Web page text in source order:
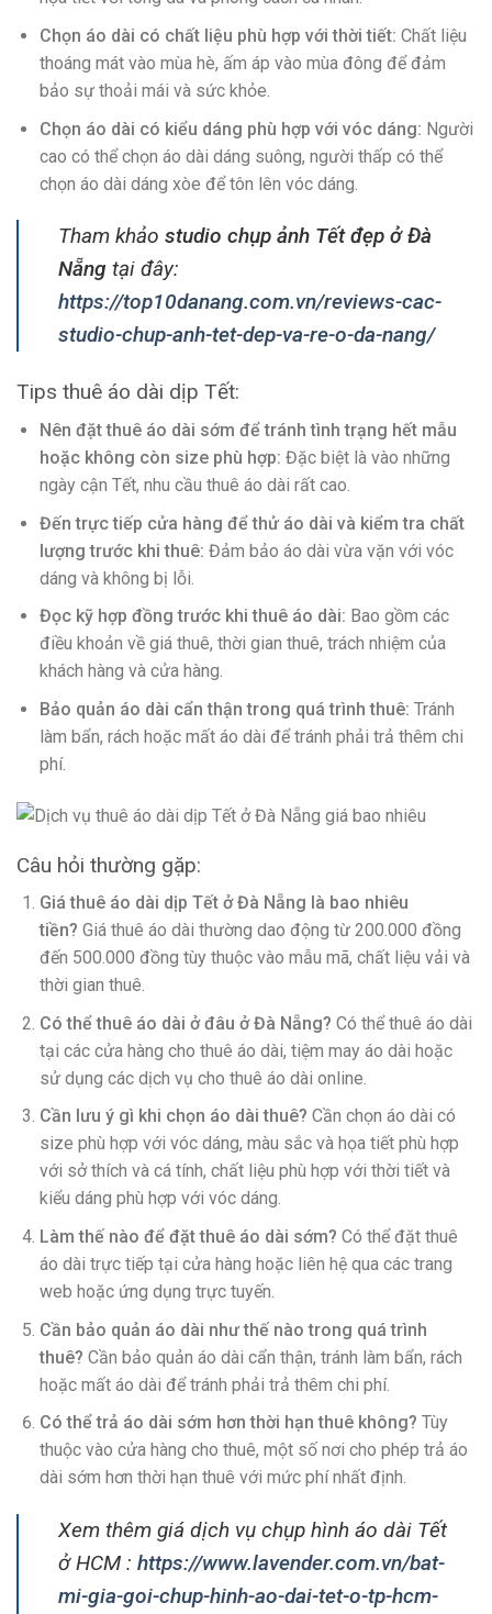
Chọn áo dài có chất liệu phù hợp với thời tiết: Chất liệu
thoáng mát vào mùa hè, ấm áp vào mùa đông để đảm
bảo sự thoải mái và sức khỏe.
Chọn áo dài có kiểu dáng phù hợp với vóc dáng: Người
cao có thể chọn áo dài dáng suông, người thấp có thể
chọn áo dài dáng xòe để tôn lên vóc dáng.
Tham khảo studio chụp ảnh Tết đẹp ở Đà
Nẵng tại đây:
https://top10danang.com.vn/reviews-cac-
studio-chup-anh-tet-dep-va-re-o-da-nang/
Tips thuê áo dài dịp Tết:
Nên đặt thuê áo dài sớm để tránh tình trạng hết mẫu
hoặc không còn size phù hợp: Đặc biệt là vào những
ngày cận Tết, nhu cầu thuê áo dài rất cao.
Đến trực tiếp cửa hàng để thử áo dài và kiểm tra chất
lượng trước khi thuê: Đảm bảo áo dài vừa vặn với vóc
dáng và không bị lỗi.
Đọc kỹ hợp đồng trước khi thuê áo dài: Bao gồm các
điều khoản về giá thuê, thời gian thuê, trách nhiệm của
khách hàng và cửa hàng.
Bảo quản áo dài cẩn thận trong quá trình thuê: Tránh
làm bẩn, rách hoặc mất áo dài để tránh phải trả thêm chi
phí.
Câu hỏi thường gặp:
Giá thuê áo dài dịp Tết ở Đà Nẵng là bao nhiêu
tiền? Giá thuê áo dài thường dao động từ 200.000 đồng
đến 500.000 đồng tùy thuộc vào mẫu mã, chất liệu vải và
thời gian thuê.
Có thể thuê áo dài ở đâu ở Đà Nẵng? Có thể thuê áo dài
tại các cửa hàng cho thuê áo dài, tiệm may áo dài hoặc
sử dụng các dịch vụ cho thuê áo dài online.
Cần lưu ý gì khi chọn áo dài thuê? Cần chọn áo dài có
size phù hợp với vóc dáng, màu sắc và họa tiết phù hợp
với sở thích và cá tính, chất liệu phù hợp với thời tiết và
kiểu dáng phù hợp với vóc dáng.
Làm thế nào để đặt thuê áo dài sớm? Có thể đặt thuê
áo dài trực tiếp tại cửa hàng hoặc liên hệ qua các trang
web hoặc ứng dụng trực tuyến.
Cần bảo quản áo dài như thế nào trong quá trình
thuê? Cần bảo quản áo dài cẩn thận, tránh làm bẩn, rách
hoặc mất áo dài để tránh phải trả thêm chi phí.
Có thể trả áo dài sớm hơn thời hạn thuê không? Tùy
thuộc vào cửa hàng cho thuê, một số nơi cho phép trả áo
dài sớm hơn thời hạn thuê với mức phí nhất định.
Xem thêm giá dịch vụ chụp hình áo dài Tết
ở HCM : https://www.lavender.com.vn/bat-
mi-gia-goi-chup-hinh-ao-dai-tet-o-tp-hcm-